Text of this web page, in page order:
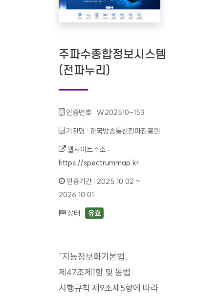
주파수종합정보시스템
(전파누리)
인증번호 : W202510-153
기관명 : 한국방송통신전파진흥원
웹사이트주소 :
https://spectrummap.kr
인증기간 : 2025.10.02 ~
2026.10.01
상태 : 유효
「지능정보화기본법」
제47조제1항 및 동법
시행규칙 제9조제5항에 따라